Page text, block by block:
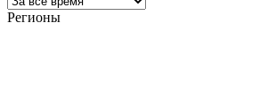
Регионы